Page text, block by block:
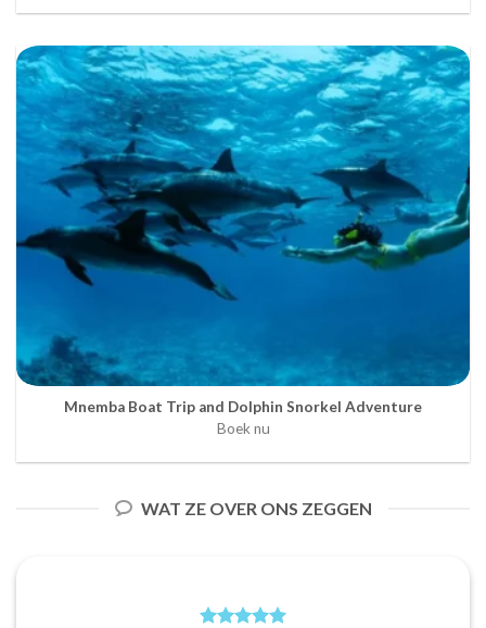
Mnemba Boat Trip and Dolphin Snorkel Adventure
Boek nu
WAT ZE OVER ONS ZEGGEN